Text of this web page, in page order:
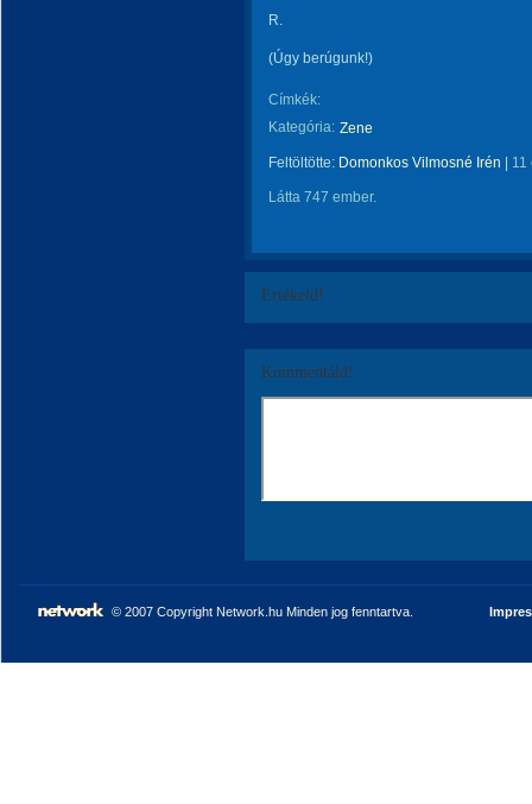
R.
(Úgy berúgunk!)
Címkék:
Kategória: Zene
Feltöltötte: Domonkos Vilmosné Irén 11
Látta 747 ember.
Értékeld!
Kommentáld!
© 2007 Copyright Network.hu Minden jog fenntartva.